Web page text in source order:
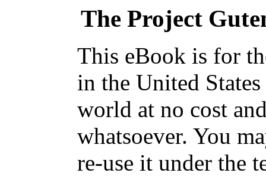
The Project
This eBook is for
in the United
world at no cost
whatsoever. You
re-use it under the